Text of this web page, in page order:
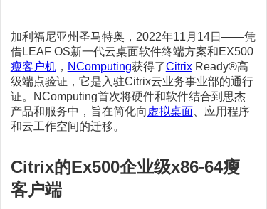
加利福尼亚州圣马特奥，2022年11月14日——凭
借LEAF OS新一代云桌面软件终端方案和EX500
瘦客户机， NComputing获得了CitrixReady®高
级端点验证，它是入驻Citrix云业务事业部的通行
证。NComputing首次将硬件和软件结合到思杰
产品和服务中，旨在简化向 虚拟桌面、应用程序
和云工作空间的迁移。
Citrix的Ex500企业级x86-64瘦
客户端